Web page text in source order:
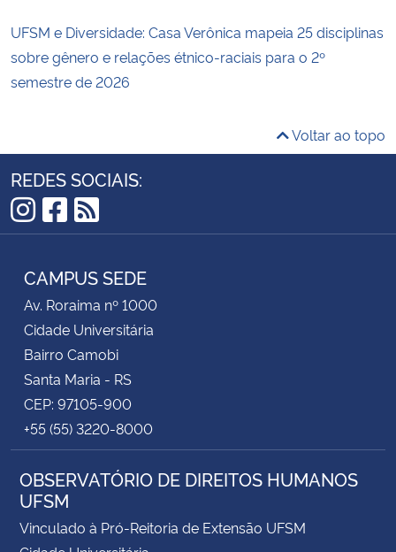
UFSM e Diversidade: Casa Verônica mapeia 25 disciplinas
sobre gênero e relações étnico-raciais para o 2º
semestre de 2026
Voltar ao topo
REDES SOCIAIS:
Instagram
Facebook
RSS
CAMPUS SEDE
Av. Roraima nº 1000
Cidade Universitária
Bairro Camobi
Santa Maria - RS
CEP: 97105-900
+55 (55) 3220-8000
OBSERVATÓRIO DE DIREITOS HUMANOS
UFSM
Vinculado à Pró-Reitoria de Extensão UFSM